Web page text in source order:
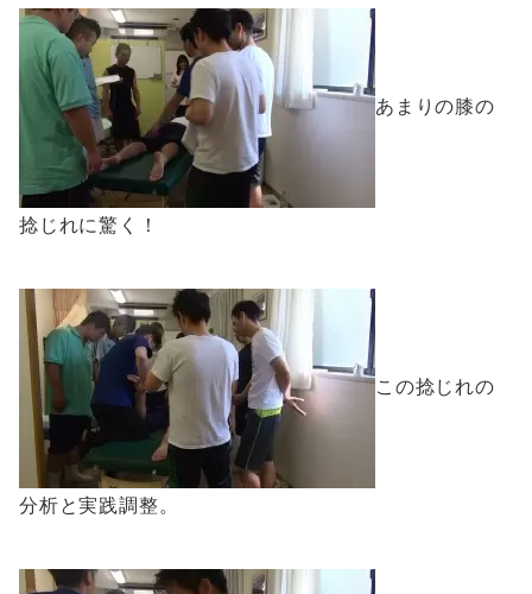
あまりの膝の
捻じれに驚く！
この捻じれの
分析と実践調整。